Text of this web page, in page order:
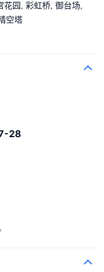
花园, 彩虹桥, 御台场,
空塔
28